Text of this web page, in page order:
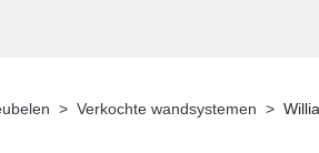
Verkochte wandsystemen